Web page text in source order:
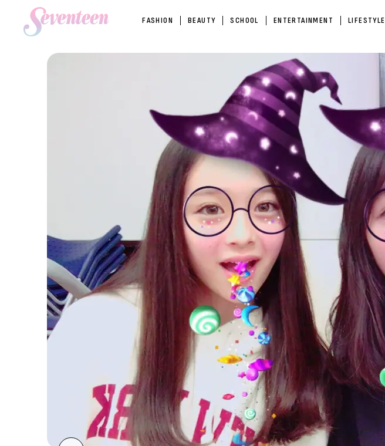
FASHION BEAUTY SCHOOL ENTERTAINMENT LIFESTYLE